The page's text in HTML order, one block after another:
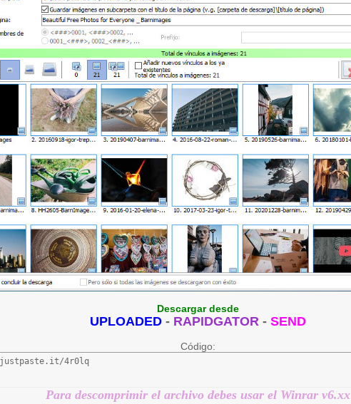
Descargar desde
UPLOADED- RAPIDGATOR- SEND
Código:
4r0lq
Para descomprimir el archivo debes usar el Winrar v6.xx